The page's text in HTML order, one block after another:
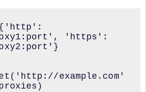
{'http':
'https':
example.com'